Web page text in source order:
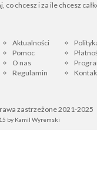
chcesz i za ile chcesz
Aktualności
Pomoc
O nas
Regulamin
zastrzeżone 2021-2025
by Kamil Wyremski